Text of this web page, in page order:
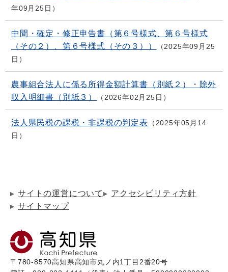
年09月25日
中間・確定・修正申告書（第６号様式、第６号様式
（その２）、第６号様式（その３））
2025年09月25
日
農事組合法人に係る所得金額計算書（別紙２）・除外
収入明細書（別紙３）
2026年02月25日
法人県民税の課税・非課税の判定表
2025年05月14
日
サイトの運営について
アクセシビリティ方針
サイトマップ
〒780-8570高知県高知市丸ノ内1丁目2番20号